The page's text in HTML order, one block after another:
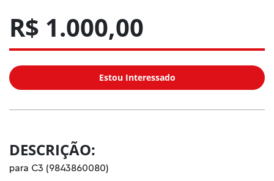
R$ 1.000,00
Estou Interessado
DESCRIÇÃO:
para C3 (9843860080)